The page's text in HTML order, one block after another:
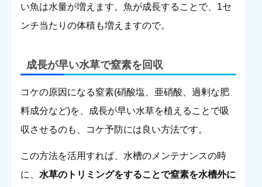
い魚は水量が増えます。魚が成長することで、1セ
ンチ当たりの体積も増えますので。
成長が早い水草で窒素を回収
コケの原因になる窒素(硝酸塩、亜硝酸、過剰な肥
料成分など)を、成長が早い水草を植えることで吸
収させるのも、コケ予防には良い方法です。
この方法を活用すれば、水槽のメンテナンスの時
に、 水草のトリミングをすることで窒素を水槽外に